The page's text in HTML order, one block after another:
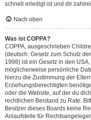
schnell erledigt ist und dir
Nach oben
Was ist COPPA?
COPPA, ausgeschrieben
(deutsch: Gesetz zum Schutz
1998) ist ein Gesetz in den
möglicherweise persönliche
hierzu die Zustimmung der
Erziehungsberechtigten
oder die Website, auf der du
rechtlichen Beistand zu Rate.
Besitzer dieses Boards keine
Anlaufstelle für